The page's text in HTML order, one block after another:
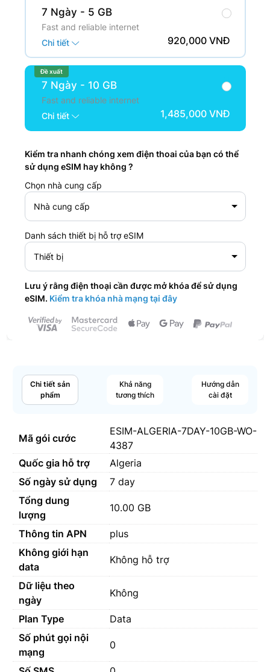
7 Ngày - 5 GB
Fast and reliable internet
Chi tiết
920,000 VNĐ
Đề xuất
7 Ngày - 10 GB
Fast and reliable internet
Chi tiết
1,485,000 VNĐ
Kiểm tra nhanh chóng xem điện thoai của bạn có thể
sử dụng eSIM hay không ?
Chọn nhà cung cấp
Nhà cung cấp
Danh sách thiết bị hỗ trợ eSIM
Thiết bị
Lưu ý rằng điện thoại cần được mở khóa để sử dụng
eSIM. Kiểm tra khóa nhà mạng tại đây
Chi tiết sản
phẩm
Khả năng
tương thích
Hướng dẫn
cài đặt
Mã gói cước
ESIM-ALGERIA-7DAY-10GB-WO-
4387
Quốc gia hỗ trợ
Algeria
Số ngày sử dụng
7 day
Tổng dung
lượng
10.00 GB
Thông tin APN
plus
Không giới hạn
data
Không hỗ trợ
Dữ liệu theo
ngày
Không
Plan Type
Data
Số phút gọi nội
mạng
0